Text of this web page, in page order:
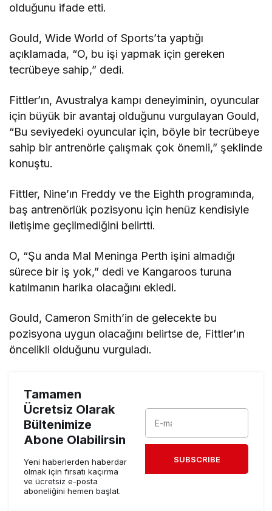
olduğunu ifade etti.
Gould, Wide World of Sports’ta yaptığı
açıklamada, “O, bu işi yapmak için gereken
tecrübeye sahip,” dedi.
Fittler’ın, Avustralya kampı deneyiminin, oyuncular
için büyük bir avantaj olduğunu vurgulayan Gould,
“Bu seviyedeki oyuncular için, böyle bir tecrübeye
sahip bir antrenörle çalışmak çok önemli,” şeklinde
konuştu.
Fittler, Nine’ın Freddy ve the Eighth programında,
baş antrenörlük pozisyonu için henüz kendisiyle
iletişime geçilmediğini belirtti.
O, “Şu anda Mal Meninga Perth işini almadığı
sürece bir iş yok,” dedi ve Kangaroos turuna
katılmanın harika olacağını ekledi.
Gould, Cameron Smith’in de gelecekte bu
pozisyona uygun olacağını belirtse de, Fittler’ın
öncelikli olduğunu vurguladı.
Tamamen
Ücretsiz Olarak
Bültenimize
Abone Olabilirsin
Yeni haberlerden haberdar
olmak için fırsatı kaçırma
ve ücretsiz e-posta
aboneliğini hemen başlat.
SUBSCRIBE